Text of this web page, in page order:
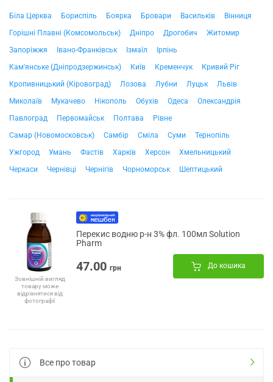
Біла Церква Бориспіль Боярка Бровари Васильків
Вінниця
Горішні Плавні (Комсомольськ)
Дніпро Дрогобич
Житомир
Запоріжжя
Івано-Франківськ Ізмаїл
Ірпінь
Кам'янське (Дніпродзержинськ)
Київ Кременчук
Кривий Ріг
Кропивницький (Кіровоград)
Лозова Лубни Луцьк
Львів
Миколаїв
Мукачево Нікополь Обухів Одеса
Олександрія
Павлоград
Первомайськ Полтава
Рівне
Самар (Новомосковськ)
Самбір Сміла Суми
Тернопіль
Ужгород
Умань Фастів Харків Херсон
Хмельницький
Черкаси
Чернівці Чернігів Чорноморськ Шептицький
Зовнішній вигляд
товару може
відрізнятися від
фотографії
Перекис водню р-н 3% фл. 100мл Solution
Pharm
47.00 грн До кошика
Все про товар